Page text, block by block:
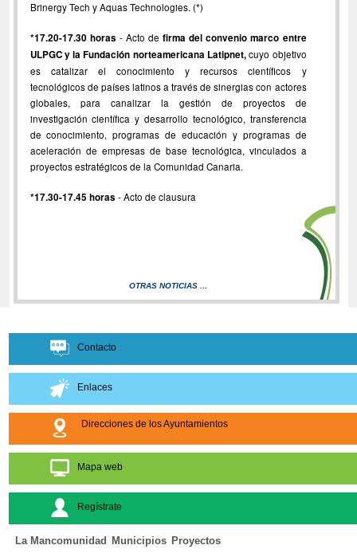
Brinergy Tech y Aquas Technologies. (*)
*17.20-17.30 horas - Acto defirma del convenio marco entre
ULPGC y la Fundación norteamericana Latipnet,cuyo objetivo
es catalizar el conocimiento y recursos científicos y
tecnológicos de países latinos a través de sinergias con actores
globales, para canalizar la gestión de proyectos de
investigación científica y desarrollo tecnológico, transferencia
de conocimiento, programas de educación y programas de
aceleración de empresas de base tecnológica, vinculados a
proyectos estratégicos de la Comunidad Canaria.
*17.30-17.45 horas - Acto de clausura
OTRAS NOTICIAS ...
Contacto
Enlaces
Direcciones de los Ayuntamientos
Mapa web
Regístrate
La Mancomunidad Municipios Proyectos